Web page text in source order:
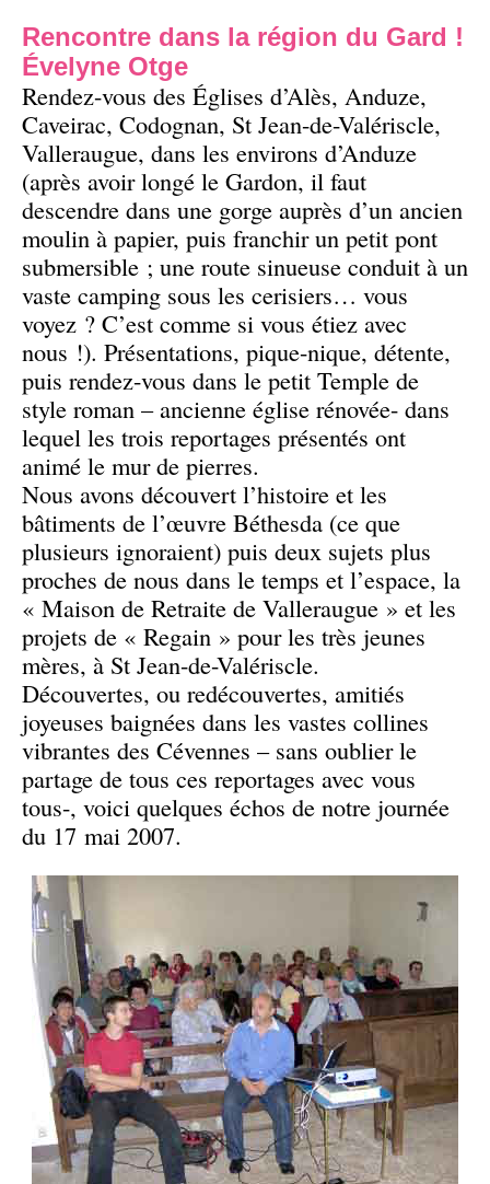
Rencontre dans la région du Gard !
Évelyne Otge
Rendez-vous des Églises d’Alès, Anduze,
Caveirac, Codognan, St Jean-de-Valériscle,
Valleraugue, dans les environs d’Anduze
(après avoir longé le Gardon, il faut
descendre dans une gorge auprès d’un ancien
moulin à papier, puis franchir un petit pont
submersible ; une route sinueuse conduit à un
vaste camping sous les cerisiers… vous
voyez ? C’est comme si vous étiez avec
nous !). Présentations, pique-nique, détente,
puis rendez-vous dans le petit Temple de
style roman – ancienne église rénovée- dans
lequel les trois reportages présentés ont
animé le mur de pierres.
Nous avons découvert l’histoire et les
bâtiments de l’œuvre Béthesda (ce que
plusieurs ignoraient) puis deux sujets plus
proches de nous dans le temps et l’espace, la
« Maison de Retraite de Valleraugue » et les
projets de « Regain » pour les très jeunes
mères, à St Jean-de-Valériscle.
Découvertes, ou redécouvertes, amitiés
joyeuses baignées dans les vastes collines
vibrantes des Cévennes – sans oublier le
partage de tous ces reportages avec vous
tous-, voici quelques échos de notre journée
du 17 mai 2007.